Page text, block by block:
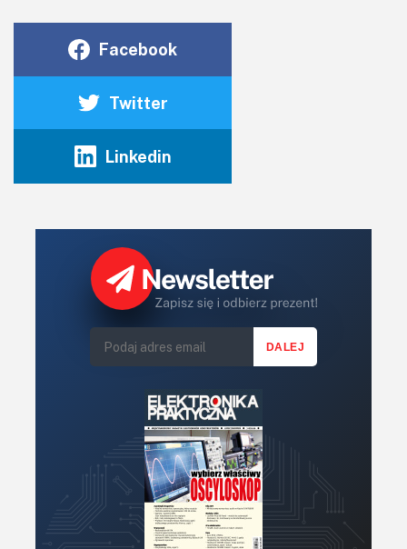
Facebook
Twitter
Linkedin